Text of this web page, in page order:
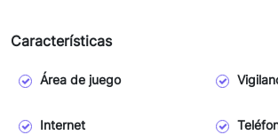
Características
Área de juego
Internet